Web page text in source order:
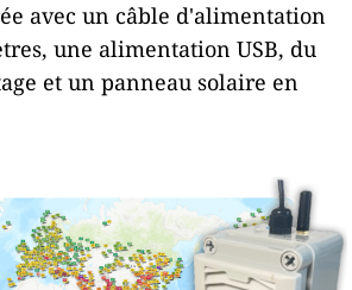
avec un câble d'alimentation
une alimentation USB, du
et un panneau solaire en